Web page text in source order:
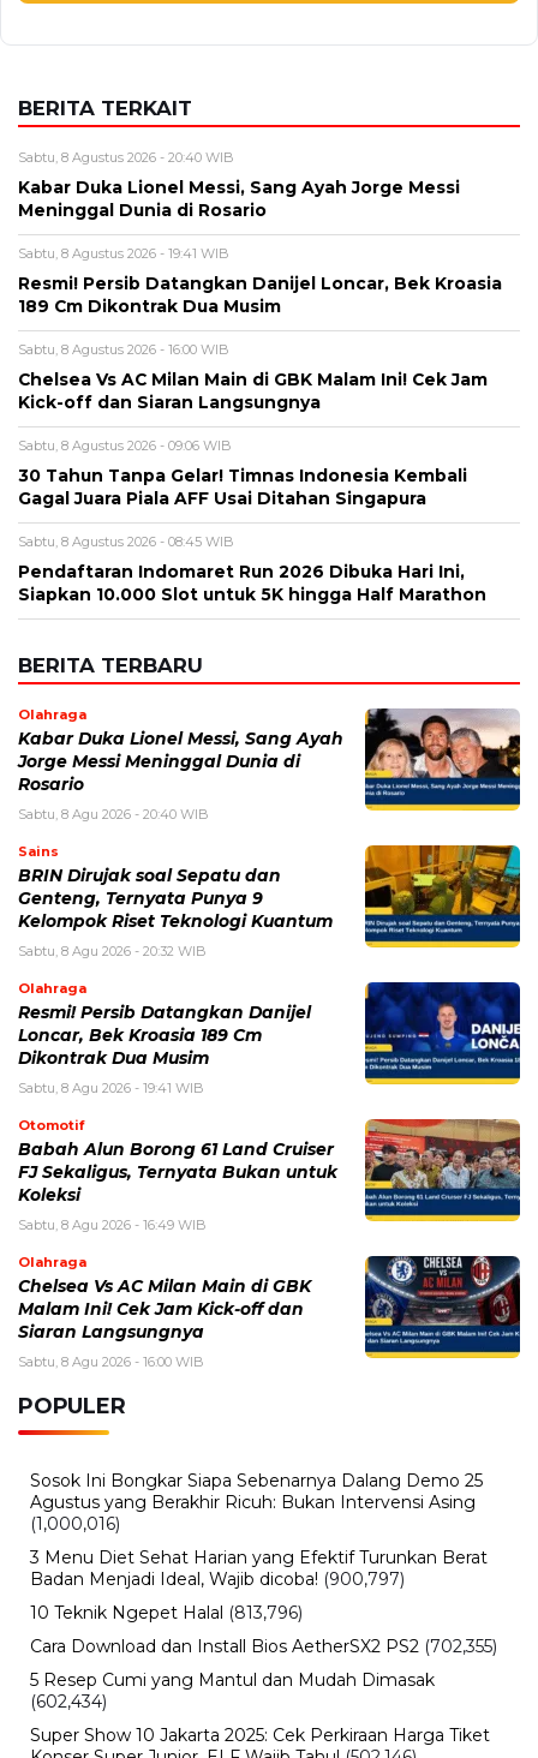
BERITA TERKAIT
Sabtu, 8 Agustus 2026 - 20:40 WIB
Kabar Duka Lionel Messi, Sang Ayah Jorge Messi
Meninggal Dunia di Rosario
Sabtu, 8 Agustus 2026 - 19:41 WIB
Resmi! Persib Datangkan Danijel Loncar, Bek Kroasia
189 Cm Dikontrak Dua Musim
Sabtu, 8 Agustus 2026 - 16:00 WIB
Chelsea Vs AC Milan Main di GBK Malam Ini! Cek Jam
Kick-off dan Siaran Langsungnya
Sabtu, 8 Agustus 2026 - 09:06 WIB
30 Tahun Tanpa Gelar! Timnas Indonesia Kembali
Gagal Juara Piala AFF Usai Ditahan Singapura
Sabtu, 8 Agustus 2026 - 08:45 WIB
Pendaftaran Indomaret Run 2026 Dibuka Hari Ini,
Siapkan 10.000 Slot untuk 5K hingga Half Marathon
BERITA TERBARU
Olahraga
Kabar Duka Lionel Messi, Sang Ayah
Jorge Messi Meninggal Dunia di
Rosario
Sabtu, 8 Agu 2026 - 20:40 WIB
Sains
BRIN Dirujak soal Sepatu dan
Genteng, Ternyata Punya 9
Kelompok Riset Teknologi Kuantum
Sabtu, 8 Agu 2026 - 20:32 WIB
Olahraga
Resmi! Persib Datangkan Danijel
Loncar, Bek Kroasia 189 Cm
Dikontrak Dua Musim
Sabtu, 8 Agu 2026 - 19:41 WIB
Otomotif
Babah Alun Borong 61 Land Cruiser
FJ Sekaligus, Ternyata Bukan untuk
Koleksi
Sabtu, 8 Agu 2026 - 16:49 WIB
Olahraga
Chelsea Vs AC Milan Main di GBK
Malam Ini! Cek Jam Kick-off dan
Siaran Langsungnya
Sabtu, 8 Agu 2026 - 16:00 WIB
POPULER
Sosok Ini Bongkar Siapa Sebenarnya Dalang Demo 25
Agustus yang Berakhir Ricuh: Bukan Intervensi Asing
(1,000,016)
3 Menu Diet Sehat Harian yang Efektif Turunkan Berat
Badan Menjadi Ideal, Wajib dicoba! (900,797)
10 Teknik Ngepet Halal (813,796)
Cara Download dan Install Bios AetherSX2 PS2 (702,355)
5 Resep Cumi yang Mantul dan Mudah Dimasak
(602,434)
Super Show 10 Jakarta 2025: Cek Perkiraan Harga Tiket